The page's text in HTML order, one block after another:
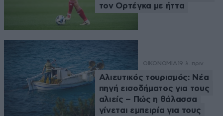
τον Ορτέγκα με ήττα
ΟΙΚΟΝΟΜΙΑ 19 λ. πριν
Αλιευτικός τουρισμός: Νέα
πηγή εισοδήματος για τους
αλιείς – Πώς η θάλασσα
γίνεται εμπειρία για τους